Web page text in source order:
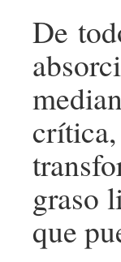
De
graso
que